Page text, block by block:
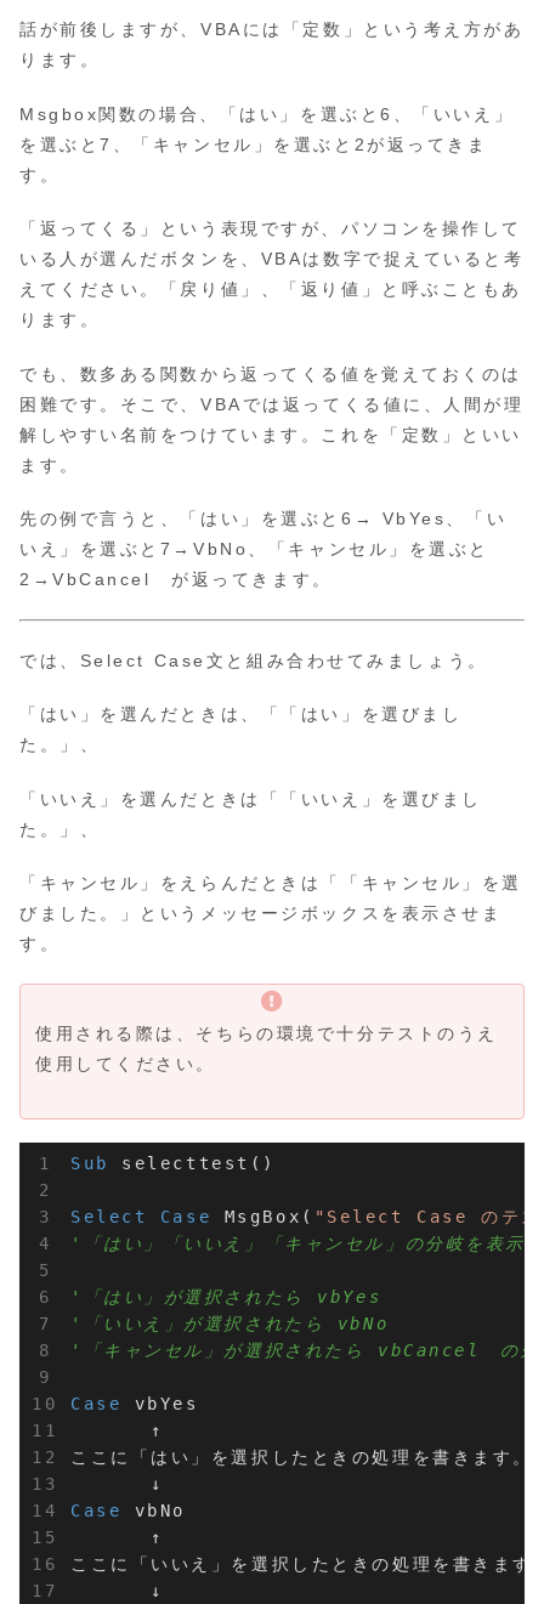
話が前後しますが、VBAには「定数」という考え方があ
ります。
Msgbox関数の場合、「はい」を選ぶと6、「いいえ」
を選ぶと7、「キャンセル」を選ぶと2が返ってきま
す。
「返ってくる」という表現ですが、パソコンを操作して
いる人が選んだボタンを、VBAは数字で捉えていると考
えてください。「戻り値」、「返り値」と呼ぶこともあ
ります。
でも、数多ある関数から返ってくる値を覚えておくのは
困難です。そこで、VBAでは返ってくる値に、人間が理
解しやすい名前をつけています。これを「定数」といい
ます。
先の例で言うと、「はい」を選ぶと6→ VbYes、「い
いえ」を選ぶと7→VbNo、「キャンセル」を選ぶと
2→VbCancel が返ってきます。
では、Select Case文と組み合わせてみましょう。
「はい」を選んだときは、「「はい」を選びまし
た。」、
「いいえ」を選んだときは「「いいえ」を選びまし
た。」、
「キャンセル」をえらんだときは「「キャンセル」を選
びました。」というメッセージボックスを表示させま
す。
使用される際は、そちらの環境で十分テストのうえ
使用してください。
Sub selecttest()
Select Case MsgBox( "Select Case のテス
'「はい」「いいえ」「キャンセル」の分岐を表示
'「はい」が選択されたら vbYes
'「いいえ」が選択されたら vbNo
'「キャンセル」が選択されたら vbCancel　の処
Case
vbYes
↑
ここに「はい」を選択したときの処理を書きます。
Case
vbNo
↑
ここに「いいえ」を選択したときの処理を書きます